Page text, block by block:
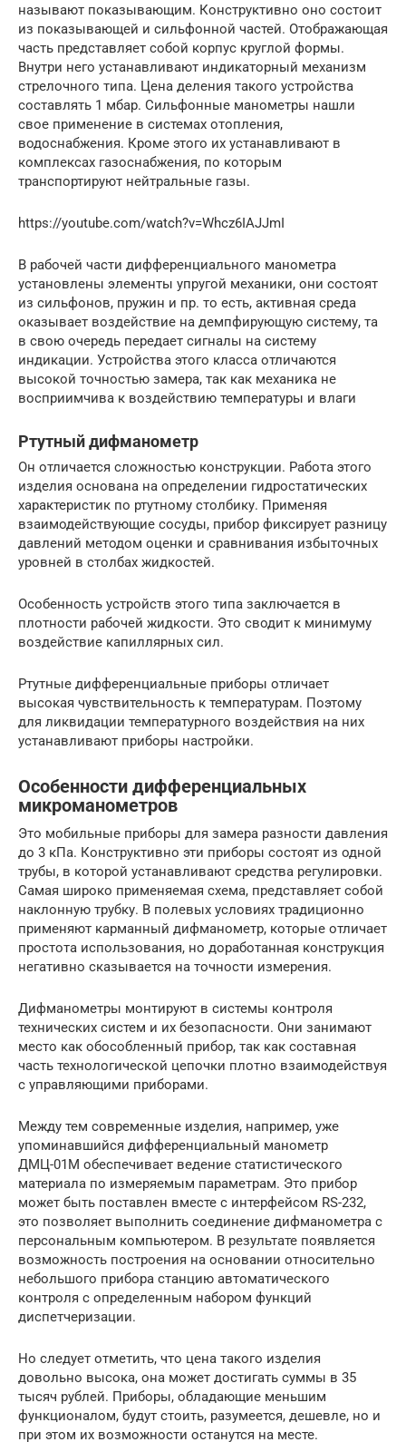
называют показывающим. Конструктивно оно состоит
из показывающей и сильфонной частей. Отображающая
часть представляет собой корпус круглой формы.
Внутри него устанавливают индикаторный механизм
стрелочного типа. Цена деления такого устройства
составлять 1 мбар. Сильфонные манометры нашли
свое применение в системах отопления,
водоснабжения. Кроме этого их устанавливают в
комплексах газоснабжения, по которым
транспортируют нейтральные газы.
https://youtube.com/watch?v=Whcz6IAJJmI
В рабочей части дифференциального манометра
установлены элементы упругой механики, они состоят
из сильфонов, пружин и пр. то есть, активная среда
оказывает воздействие на демпфирующую систему, та
в свою очередь передает сигналы на систему
индикации. Устройства этого класса отличаются
высокой точностью замера, так как механика не
восприимчива к воздействию температуры и влаги
Ртутный дифманометр
Он отличается сложностью конструкции. Работа этого
изделия основана на определении гидростатических
характеристик по ртутному столбику. Применяя
взаимодействующие сосуды, прибор фиксирует разницу
давлений методом оценки и сравнивания избыточных
уровней в столбах жидкостей.
Особенность устройств этого типа заключается в
плотности рабочей жидкости. Это сводит к минимуму
воздействие капиллярных сил.
Ртутные дифференциальные приборы отличает
высокая чувствительность к температурам. Поэтому
для ликвидации температурного воздействия на них
устанавливают приборы настройки.
Особенности дифференциальных
микроманометров
Это мобильные приборы для замера разности давления
до 3 кПа. Конструктивно эти приборы состоят из одной
трубы, в которой устанавливают средства регулировки.
Самая широко применяемая схема, представляет собой
наклонную трубку. В полевых условиях традиционно
применяют карманный дифманометр, которые отличает
простота использования, но доработанная конструкция
негативно сказывается на точности измерения.
Дифманометры монтируют в системы контроля
технических систем и их безопасности. Они занимают
место как обособленный прибор, так как составная
часть технологической цепочки плотно взаимодействуя
с управляющими приборами.
Между тем современные изделия, например, уже
упоминавшийся дифференциальный манометр
ДМЦ-01М обеспечивает ведение статистического
материала по измеряемым параметрам. Это прибор
может быть поставлен вместе с интерфейсом RS-232,
это позволяет выполнить соединение дифманометра с
персональным компьютером. В результате появляется
возможность построения на основании относительно
небольшого прибора станцию автоматического
контроля с определенным набором функций
диспетчеризации.
Но следует отметить, что цена такого изделия
довольно высока, она может достигать суммы в 35
тысяч рублей. Приборы, обладающие меньшим
функционалом, будут стоить, разумеется, дешевле, но и
при этом их возможности останутся на месте.